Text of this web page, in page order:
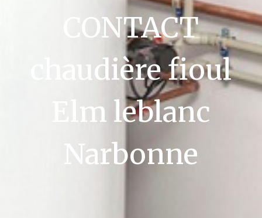
CONTACT
chaudière fioul
Elm leblanc
Narbonne